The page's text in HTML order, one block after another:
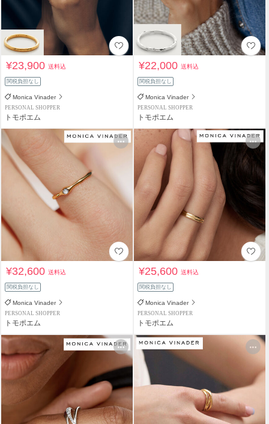
¥23,900送料込
関税負担なし
Monica Vinader
PERSONAL SHOPPER
トモポエム
¥22,000送料込
関税負担なし
Monica Vinader
PERSONAL SHOPPER
トモポエム
¥32,600送料込
関税負担なし
Monica Vinader
PERSONAL SHOPPER
トモポエム
¥25,600送料込
関税負担なし
Monica Vinader
PERSONAL SHOPPER
トモポエム